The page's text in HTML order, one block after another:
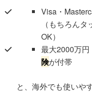
Visa・
（もちろん
OK）
最大2000万
険が付帯
と、海外でも使いや